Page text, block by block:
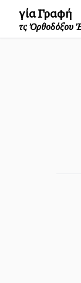
Ἁγία Γραφή
τῆς Ὀρθοδόξου